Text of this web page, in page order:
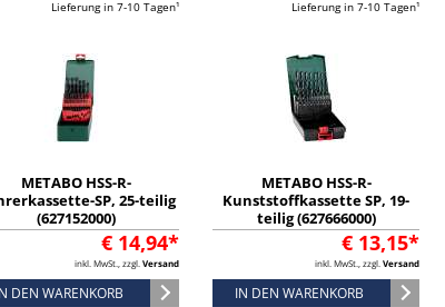
Lieferung in 7-10 Tagen¹ Lieferung in 7-10 Tagen¹
METABO HSS-R-
SP, 25-teilig
(627152000)
€ 14,94*
inkl. MwSt., zzgl. Versand
DEN WARENKORB
METABO HSS-R-
Kunststoffkassette SP, 19-
teilig (627666000)
€ 13,15*
inkl. MwSt., zzgl. Versand
IN DEN WARENKORB